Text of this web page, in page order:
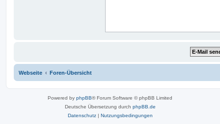
Webseite Foren-Übersicht
Powered by phpBB® Forum Software © phpBB Limited
Deutsche Übersetzung durch phpBB.de
Datenschutz| Nutzungsbedingungen